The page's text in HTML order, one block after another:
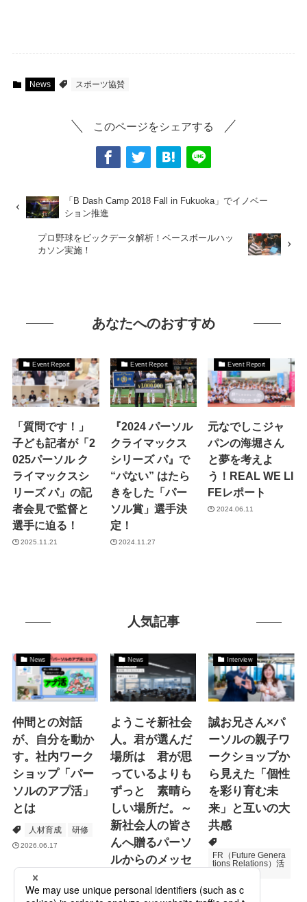
News スポーツ協賛
このページをシェアする
「B Dash Camp 2018 Fall in Fukuoka」でイノベー
ション推進
プロ野球をビックデータ解析！ベースボールハッ
カソン実施！
あなたへのおすすめ
Event Report
「質問です！」
子ども記者が「2
025パーソル ク
ライマックスシ
リーズ パ」の記
者会見で監督と
選手に迫る！
2025.11.21
Event Report
『2024 パーソル
クライマックス
シリーズ パ』で
“パない” はたら
きをした「パー
ソル賞」選手決
定！
2024.11.27
Event Report
元なでしこジャ
パンの海堀さん
と夢を考えよ
う！REAL WE LI
FEレポート
2024.06.11
人気記事
News
仲間との対話
が、自分を動か
す。社内ワーク
ショップ「パー
ソルのアプ活」
とは
人材育成 研修
2026.06.17
News
ようこそ新社会
人。君が選んだ
場所は 君が思
っているよりも
ずっと 素晴ら
しい場所だ。～
新社会人の皆さ
んへ贈るパーソ
ルからのメッセ
Interview
誠お兄さん×パ
ーソルの親子ワ
ークショップか
ら見えた「個性
を彩り育む未
来」と互いの大
共感
FR（Future Genera
tions Relations）活
次世代育成